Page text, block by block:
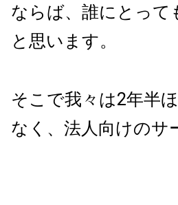
ならば、誰にとっ
と思います。
そこで我々は2年半
なく、 法人向けのサ